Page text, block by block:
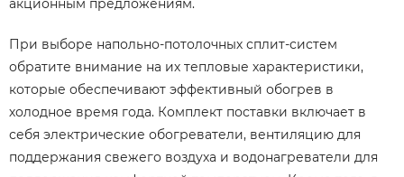
акционным предложениям.
При выборе напольно-потолочных сплит-систем
обратите внимание на их тепловые характеристики,
которые обеспечивают эффективный обогрев в
холодное время года. Комплект поставки включает в
себя электрические обогреватели, вентиляцию для
поддержания свежего воздуха и водонагреватели для